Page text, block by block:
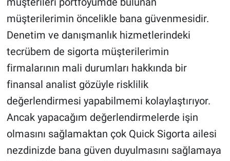
müşterilerimin öncelikle bana güvenmesidir.
Denetim ve danışmanlık hizmetlerindeki
tecrübem de sigorta müşterilerimin
firmalarının mali durumları hakkında bir
finansal analist gözüyle risklilik
değerlendirmesi yapabilmemi kolaylaştırıyor.
Ancak yapacağım değerlendirmelerde işin
olmasını sağlamaktan çok Quick Sigorta ailesi
nezdinizde bana güven duyulmasını sağlamaya